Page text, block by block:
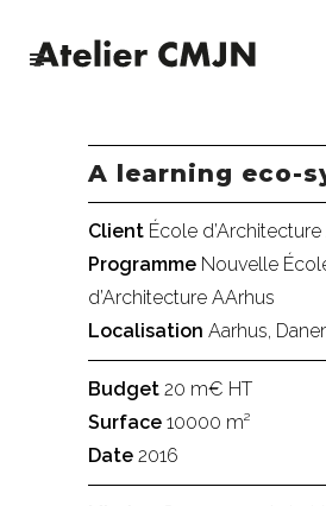
A learning eco-
Client École
Programme Nouvelle
d’Architecture AArhus
Localisation Aarhus,
Budget 20 m€ HT
Surface 10000 m²
Date 2016